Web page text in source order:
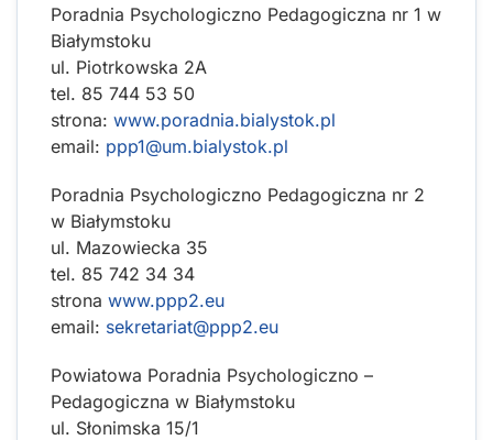
Poradnia Psychologiczno Pedagogiczna nr 1 w
Białymstoku
ul. Piotrkowska 2A
tel. 85 744 53 50
strona: www.poradnia.bialystok.pl
email: ppp1@um.bialystok.pl
Poradnia Psychologiczno Pedagogiczna nr 2
w Białymstoku
ul. Mazowiecka 35
tel. 85 742 34 34
strona www.ppp2.eu
email: sekretariat@ppp2.eu
Powiatowa Poradnia Psychologiczno –
Pedagogiczna w Białymstoku
ul. Słonimska 15/1